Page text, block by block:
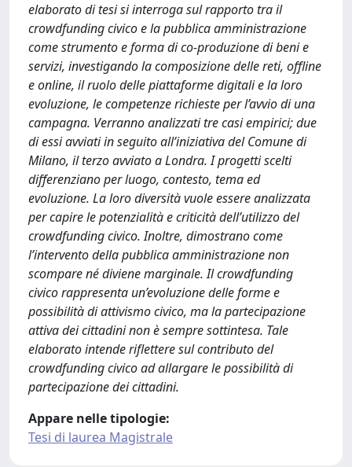
elaborato di tesi si interroga sul rapporto tra il
crowdfunding civico e la pubblica amministrazione
come strumento e forma di co-produzione di beni e
servizi, investigando la composizione delle reti, offline
e online, il ruolo delle piattaforme digitali e la loro
evoluzione, le competenze richieste per l’avvio di una
campagna. Verranno analizzati tre casi empirici; due
di essi avviati in seguito all’iniziativa del Comune di
Milano, il terzo avviato a Londra. I progetti scelti
differenziano per luogo, contesto, tema ed
evoluzione. La loro diversità vuole essere analizzata
per capire le potenzialità e criticità dell’utilizzo del
crowdfunding civico. Inoltre, dimostrano come
l’intervento della pubblica amministrazione non
scompare né diviene marginale. Il crowdfunding
civico rappresenta un’evoluzione delle forme e
possibilità di attivismo civico, ma la partecipazione
attiva dei cittadini non è sempre sottintesa. Tale
elaborato intende riflettere sul contributo del
crowdfunding civico ad allargare le possibilità di
partecipazione dei cittadini.
Appare nelle tipologie:
Tesi di laurea Magistrale